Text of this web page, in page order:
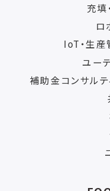
充填
ロ
IoT・生産
ユー
補助金コンサルテ